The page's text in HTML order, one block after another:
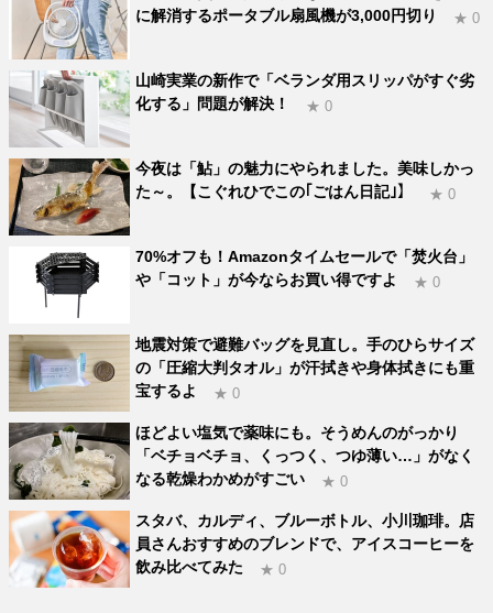
に解消するポータブル扇風機が3,000円切り
★ 0
山崎実業の新作で「ベランダ用スリッパがすぐ劣
化する」問題が解決！
★ 0
今夜は「鮎」の魅力にやられました。美味しかっ
た～。【こぐれひでこの｢ごはん日記｣】
★ 0
70%オフも！Amazonタイムセールで「焚火台」
や「コット」が今ならお買い得ですよ
★ 0
地震対策で避難バッグを見直し。手のひらサイズ
の「圧縮大判タオル」が汗拭きや身体拭きにも重
宝するよ
★ 0
ほどよい塩気で薬味にも。そうめんのがっかり
「ベチョベチョ、くっつく、つゆ薄い…」がなく
なる乾燥わかめがすごい
★ 0
スタバ、カルディ、ブルーボトル、小川珈琲。店
員さんおすすめのブレンドで、アイスコーヒーを
飲み比べてみた
★ 0